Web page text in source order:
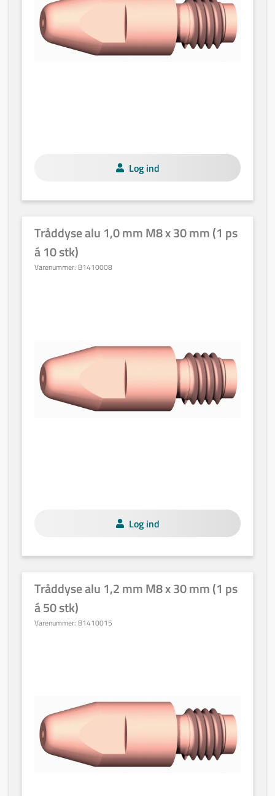
Log ind
Tråddyse alu 1,0 mm M8 x 30 mm (1 ps
á 10 stk)
Varenummer: B1410008
Log ind
Tråddyse alu 1,2 mm M8 x 30 mm (1 ps
á 50 stk)
Varenummer: B1410015